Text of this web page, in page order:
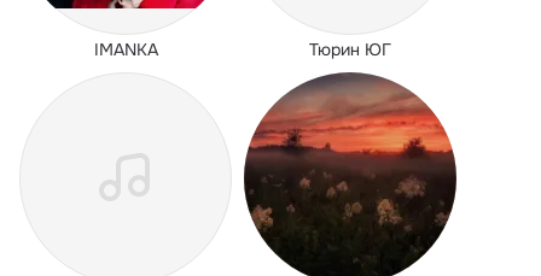
IMANKA Тюрин ЮГ